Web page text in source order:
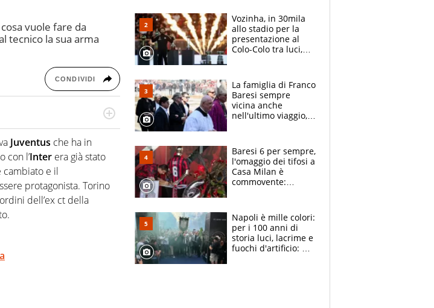
vuole fare da
tecnico la sua arma
CONDIVIDI
in tutte le sue sfaccettature.
è una cosa serissima,
Juventus che ha in
con l’Inter era già stato
cambiato e il
protagonista. Torino
dell’ex ct della
Vozinha, in 30mila
allo stadio per la
presentazione al
Colo-Colo tra luci,
La famiglia di Franco
Baresi sempre
vicina anche
nell'ultimo viaggio,
circondati
dall'affetto dei tifosi
Baresi 6 per sempre,
l'omaggio dei tifosi a
Casa Milan è
commovente:
bigliettini
Napoli è mille colori:
per i 100 anni di
storia luci, lacrime e
fuochi d'artificio: De